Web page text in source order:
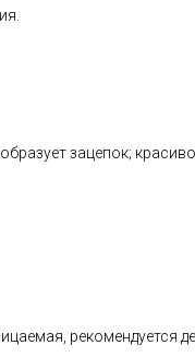
зацепок;
рекомендуется